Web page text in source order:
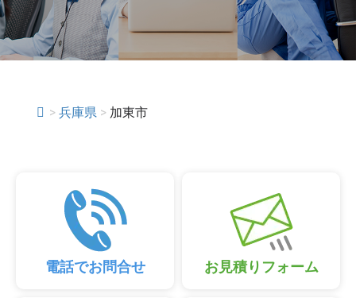
> 兵庫県 > 加東市
電話でお問合せ お見積りフォーム